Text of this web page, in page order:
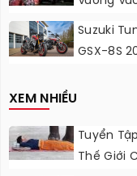
Sắc Cầu
Suzuki
GSX-8S
XEM NHIỀU
Tuyển
Thế Giới